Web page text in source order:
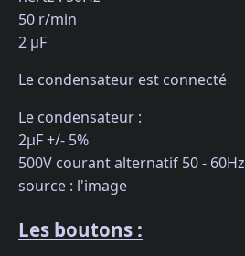
50 r/min
2 µF
Le condensateur est connecté
Le condensateur :
2µF +/- 5%
500V courant alternatif 50 - 60Hz
source : l'image
Les boutons :